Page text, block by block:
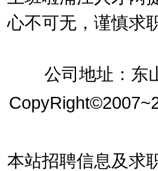
心不可无，谨慎求
公司地址：东
本站招聘信息及求